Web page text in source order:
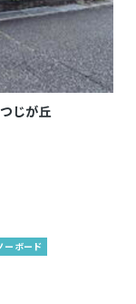
じが丘
ーボード